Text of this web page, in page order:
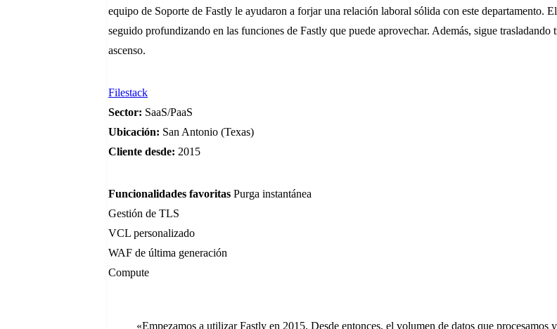
equipo de Soporte de Fastly le ayudaron a forjar una relación laboral sólida con este departamento.
seguido profundizando en las funciones de Fastly que puede aprovechar. Además, sigue
ascenso.
Filestack
Sector: SaaS/PaaS
Ubicación: San Antonio (Texas)
Cliente desde: 2015
Funcionalidades favoritas Purga instantánea
Gestión de TLS
VCL personalizado
WAF de última generación
Compute
«Empezamos a utilizar Fastly en 2015. Desde entonces, el volumen de datos que